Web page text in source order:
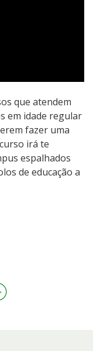
que atendem
em idade regular
fazer uma
irá te
espalhados
de educação a